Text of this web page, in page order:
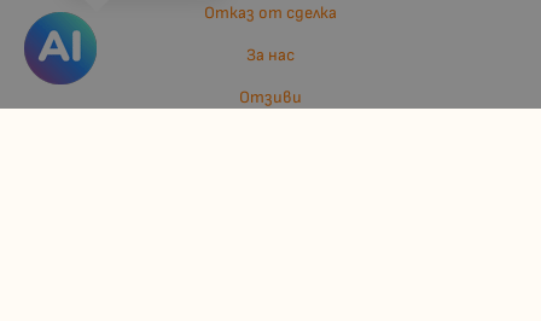
Отказ от сделка
За нас
Отзиви